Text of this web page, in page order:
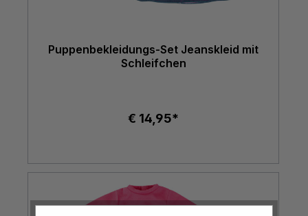
Puppenbekleidungs-Set Jeanskleid mit
Schleifchen
€ 14,95*